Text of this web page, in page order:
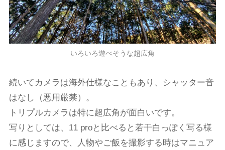
いろいろ遊べそうな超広角
続いてカメラは海外仕様なこともあり、シャッター音
はなし（悪用厳禁）。
トリプルカメラは特に超広角が面白いです。
写りとしては、11 proと比べると若干白っぽく写る様
に感じますので、人物やご飯を撮影する時はマニュア